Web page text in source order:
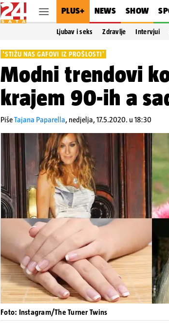
PLUS+ NEWS SHOW
Ljubav i seks Zdravlje Intervjui
'STIŽU NAS GAFOVI IZ PROŠLOSTI'
Modni trendovi
krajem 90-ih a
PišeTajana Paparella, nedjelja, 17.5.2020. u 18:30
Foto: Instagram/The Turner Twins